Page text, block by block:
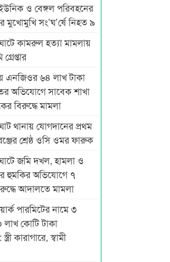
ও বেঙ্গল পরিবহনের
মুখোমুখি সং’ঘ’র্ষে নিহত ৯
কামরুল হত্যা মামলায়
এনজিওর ৬৪ লাখ টাকা
অভিযোগে সাবেক শাখা
বিরুদ্ধে মামলা
থানায় যোগদানের প্রথম
শ্রেষ্ঠ ওসি ওমর ফারুক
জমি দখল, হামলা ও
হুমকির অভিযোগে ৭
আদালতে মামলা
পারমিটের নামে ৩
কোটি টাকা
কারাগারে, স্বামী